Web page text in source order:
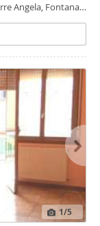
Angela, Fontana
1/5